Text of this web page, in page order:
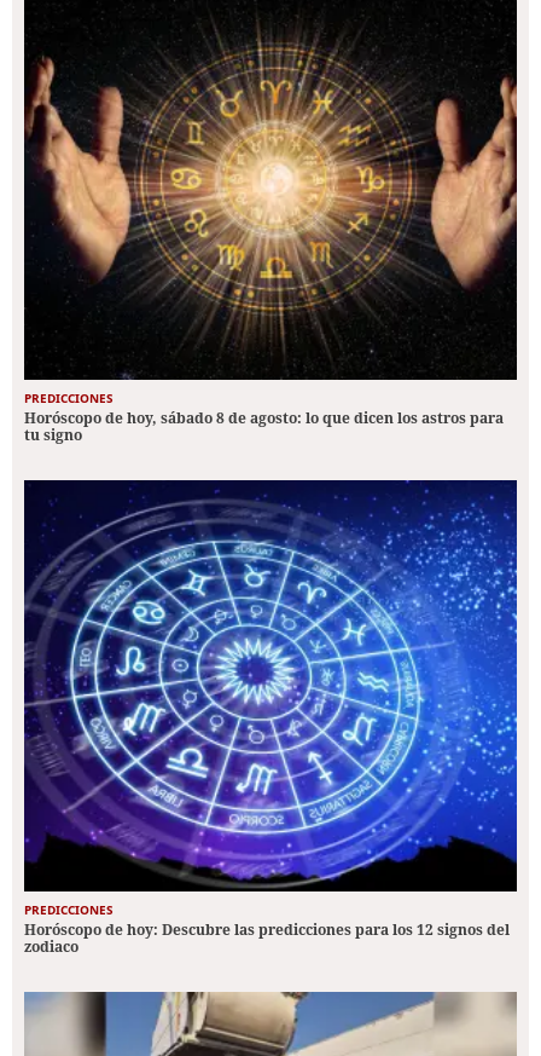
PREDICCIONES
Horóscopo de hoy, sábado 8 de agosto: lo que dicen los astros para
tu signo
PREDICCIONES
Horóscopo de hoy: Descubre las predicciones para los 12 signos del
zodiaco